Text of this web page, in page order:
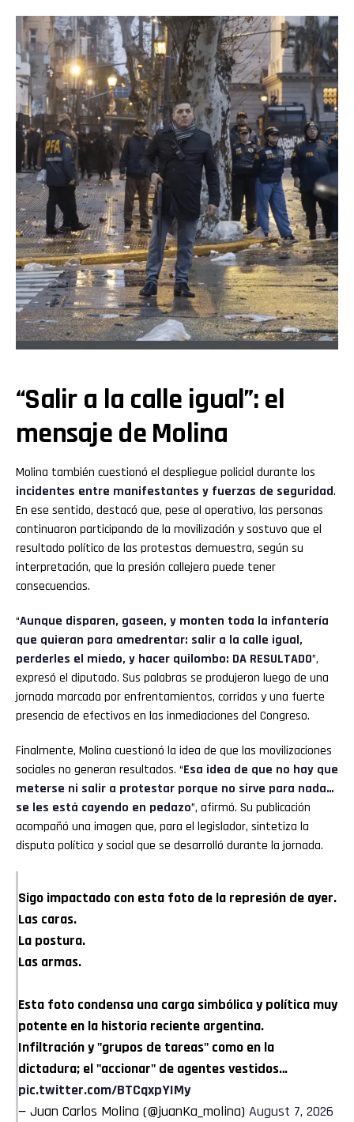
“Salir a la calle igual”: el
mensaje de Molina
Molina también cuestionó el despliegue policial durante los
incidentes entre manifestantes y fuerzas de seguridad.
En ese sentido, destacó que, pese al operativo, las personas
continuaron participando de la movilización y sostuvo que el
resultado político de las protestas demuestra, según su
interpretación, que la presión callejera puede tener
consecuencias.
“Aunque disparen, gaseen, y monten toda la infantería
que quieran para amedrentar: salir a la calle igual,
perderles el miedo, y hacer quilombo: DA RESULTADO”,
expresó el diputado. Sus palabras se produjeron luego de una
jornada marcada por enfrentamientos, corridas y una fuerte
presencia de efectivos en las inmediaciones del Congreso.
Finalmente, Molina cuestionó la idea de que las movilizaciones
sociales no generan resultados. “Esa idea de que no hay que
meterse ni salir a protestar porque no sirve para nada…
se les está cayendo en pedazo”, afirmó. Su publicación
acompañó una imagen que, para el legislador, sintetiza la
disputa política y social que se desarrolló durante la jornada.
Sigo impactado con esta foto de la represión de ayer.
Las caras.
La postura.
Las armas.
Esta foto condensa una carga simbólica y política muy
potente en la historia reciente argentina.
Infiltración y "grupos de tareas" como en la
dictadura; el "accionar" de agentes vestidos…
pic.twitter.com/BTCqxpYIMy
— Juan Carlos Molina (@juanKa_molina) August 7, 2026